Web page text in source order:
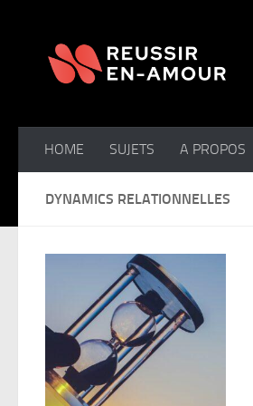
HOME SUJETS A PROPOS
DYNAMICS RELATIONNELLES